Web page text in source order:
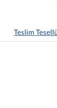
Teslim